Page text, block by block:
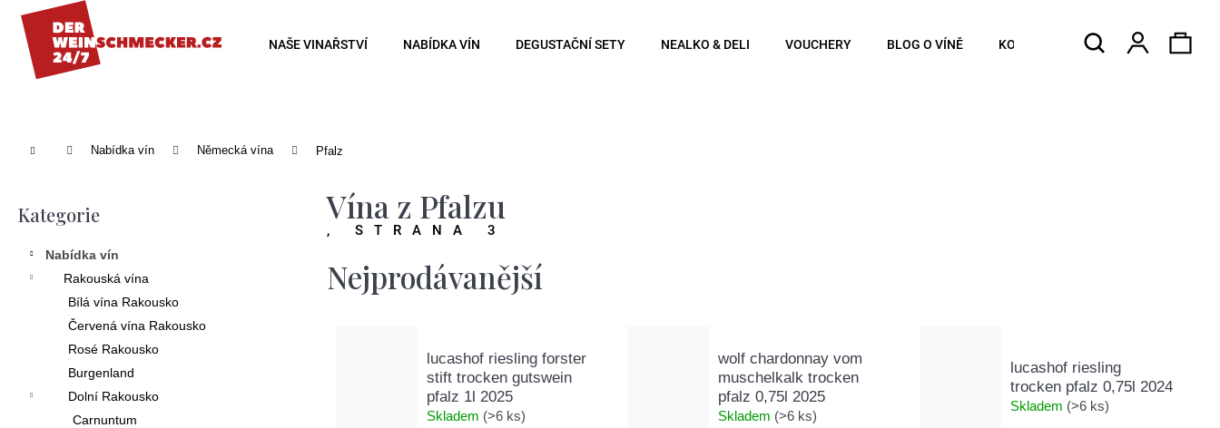
NAŠE VINAŘSTVÍ NABÍDKA VÍN DEGUSTAČNÍ SETY NEALKO & DELI VOUCHERY BLOG O VÍNĚ KONTAKTY Hledat
Domů Nabídka vín Německá vína Pfalz
Přeskočit
kategorie
Kategorie
Nabídka vín
Rakouská vína
Bílá vína Rakousko
Červená vína Rakousko
Rosé Rakousko
Burgenland
Dolní Rakousko
Carnuntum
Vína z Pfalzu
, STRANA 3
Nejprodávanější
lucashof riesling forster
stift trocken gutswein
pfalz 1l 2025
Skladem (>6 ks)
wolf chardonnay vom
muschelkalk trocken
pfalz 0,75l 2025
Skladem (>6 ks)
lucashof riesling
trocken pfalz 0,75l 2024
Skladem (>6 ks)
Zpět
do
Zpět
do
Doporučujeme